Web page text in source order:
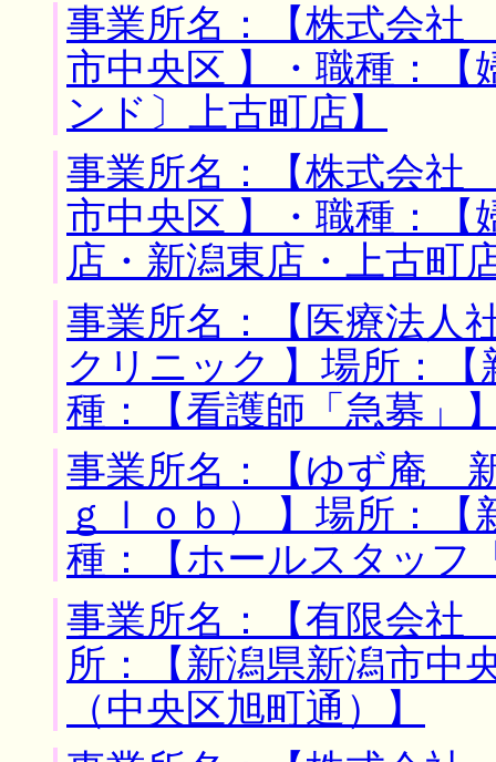
事業所名：【株式会社
市中央区 】・職種：
ンド〕上古町店】
事業所名：【株式会社
市中央区 】・職種：【
店・新潟東店・上古町
事業所名：【医療法
クリニック 】場所：
種：【看護師「急募」
事業所名：【ゆず庵
ｇｌｏｂ） 】場所：
種：【ホールスタッフ
事業所名：【有限会
所：【新潟県新潟市中
（中央区旭町通）】